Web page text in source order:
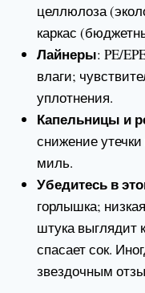
целлюлоза
каркас
Лайнеры: PE/
влаги;
уплотнения.
Капельницы и
снижение
миль.
Убедитесь в
горлышка;
штука выглядит
спасает сок.
звездочным